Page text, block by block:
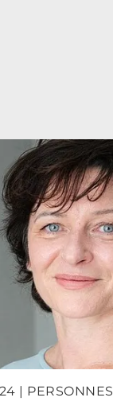
| PERSONNES